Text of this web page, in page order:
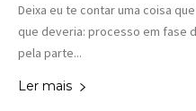
Deixa eu te contar uma coisa
que deveria: processo em fase
pela parte...
Ler mais